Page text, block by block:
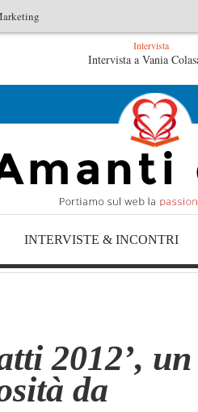
Le anime salve di Fabrizio De André –
Intervista
Intervista a Vania
INTERVISTE & INCONTRI
2012’, un
da